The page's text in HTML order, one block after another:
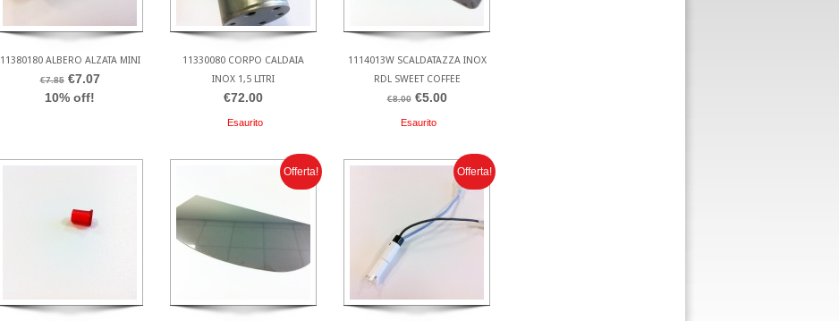
11380180 ALBERO ALZATA MINI
€7.85 €7.07
10% off!
11330080 CORPO CALDAIA
INOX 1,5 LITRI
€72.00
Esaurito
1114013W SCALDATAZZA INOX
RDL SWEET COFFEE
€8.00 €5.00
Esaurito
Offerta! Offerta!